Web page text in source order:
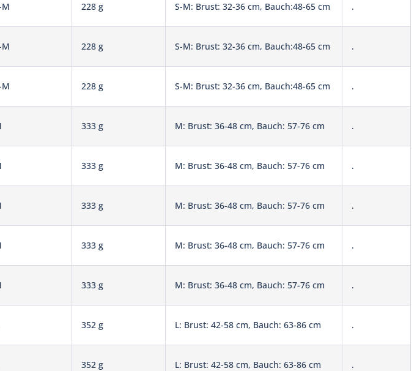
M 228 g S-M: Brust: 32-36 cm, Bauch:48-65 cm .
M 228 g S-M: Brust: 32-36 cm, Bauch:48-65 cm .
M 228 g S-M: Brust: 32-36 cm, Bauch:48-65 cm .
333 g M: Brust: 36-48 cm, Bauch: 57-76 cm .
333 g M: Brust: 36-48 cm, Bauch: 57-76 cm .
333 g M: Brust: 36-48 cm, Bauch: 57-76 cm .
333 g M: Brust: 36-48 cm, Bauch: 57-76 cm .
333 g M: Brust: 36-48 cm, Bauch: 57-76 cm .
352 g L: Brust: 42-58 cm, Bauch: 63-86 cm .
352 g L: Brust: 42-58 cm, Bauch: 63-86 cm .